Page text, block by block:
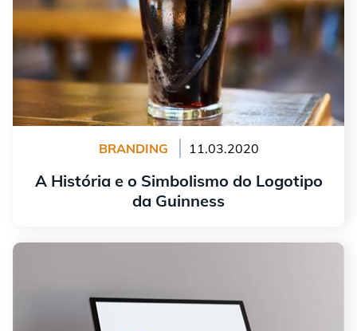
BRANDING 11.03.2020
A História e o Simbolismo do Logotipo
da Guinness